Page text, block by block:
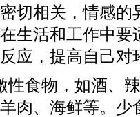
切相关，情感
生活和工作中要
应，提高自己对
性食物，如酒、
肉、海鲜等。少